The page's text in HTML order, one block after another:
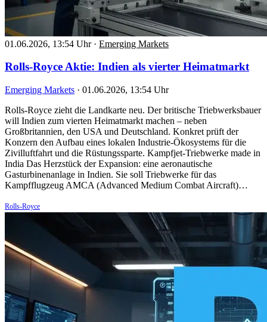
01.06.2026, 13:54 Uhr · Emerging Markets
Rolls-Royce Aktie: Indien als vierter Heimatmarkt
Emerging Markets · 01.06.2026, 13:54 Uhr
Rolls-Royce zieht die Landkarte neu. Der britische Triebwerksbauer
will Indien zum vierten Heimatmarkt machen – neben
Großbritannien, den USA und Deutschland. Konkret prüft der
Konzern den Aufbau eines lokalen Industrie-Ökosystems für die
Zivilluftfahrt und die Rüstungssparte. Kampfjet-Triebwerke made in
India Das Herzstück der Expansion: eine aeronautische
Gasturbinenanlage in Indien. Sie soll Triebwerke für das
Kampfflugzeug AMCA (Advanced Medium Combat Aircraft)…
Rolls-Royce